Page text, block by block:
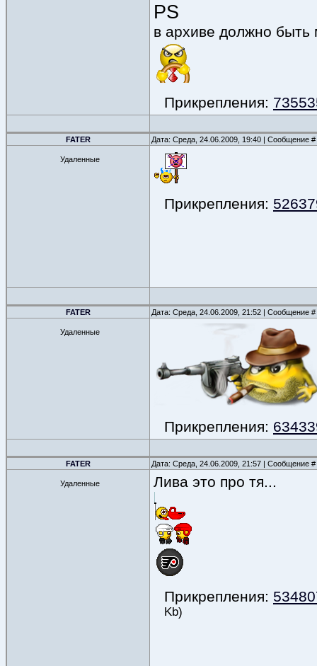
PS
в архиве должно
Прикрепления:
FATER Дата: Среда, 24.06.2009, 19:40 | Сообщение #
Удаленные
Прикрепления:
FATER Дата: Среда, 24.06.2009, 21:52 | Сообщение #
Удаленные
Прикрепления:
FATER Дата: Среда, 24.06.2009, 21:57 | Сообщение #
Удаленные Лива это про тя...
Прикрепления:
Kb)